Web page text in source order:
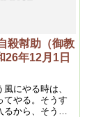
殺幇助（御教
26年12月1日
にやる時は、
てやる。そうす
から、そうで